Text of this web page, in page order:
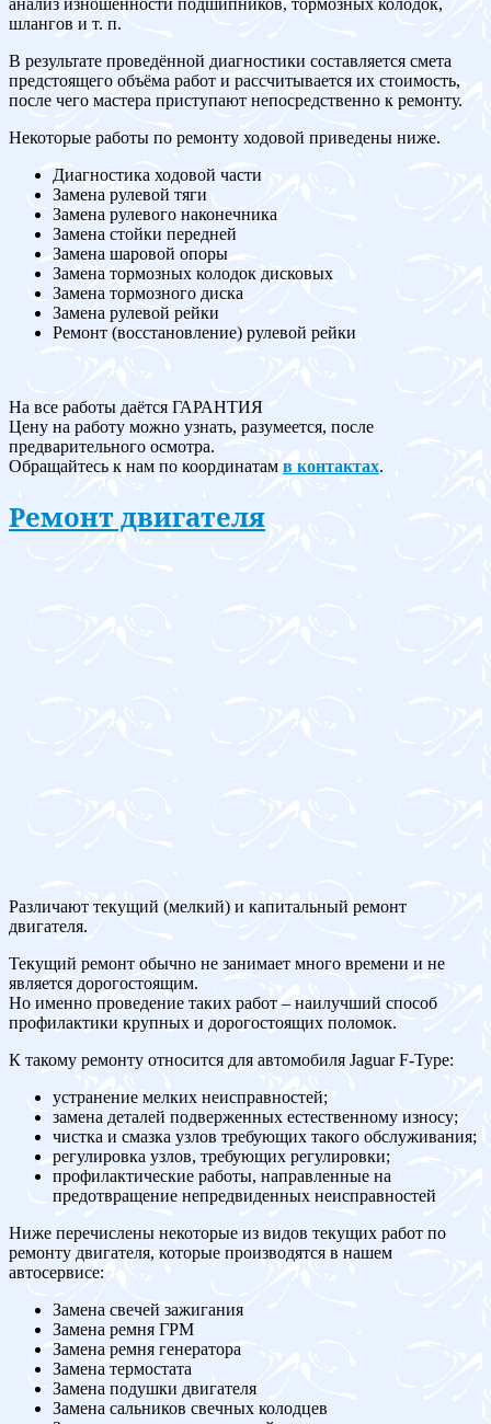
шлангов и т. п.
В результате проведённой диагностики составляется смета
предстоящего объёма работ и рассчитывается их стоимость,
после чего мастера приступают непосредственно к ремонту.
Некоторые работы по ремонту ходовой приведены ниже.
Диагностика ходовой части
Замена рулевой тяги
Замена рулевого наконечника
Замена стойки передней
Замена шаровой опоры
Замена тормозных колодок дисковых
Замена тормозного диска
Замена рулевой рейки
Ремонт (восстановление) рулевой рейки
На все работы даётся ГАРАНТИЯ
Цену на работу можно узнать, разумеется, после
предварительного осмотра.
Обращайтесь к нам по координатам в контактах.
Ремонт двигателя
Различают текущий (мелкий) и капитальный ремонт
двигателя.
Текущий ремонт обычно не занимает много времени и не
является дорогостоящим.
Но именно проведение таких работ – наилучший способ
профилактики крупных и дорогостоящих поломок.
К такому ремонту относится для автомобиля Jaguar F-Type:
устранение мелких неисправностей;
замена деталей подверженных естественному износу;
чистка и смазка узлов требующих такого обслуживания;
регулировка узлов, требующих регулировки;
профилактические работы, направленные на
предотвращение непредвиденных неисправностей
Ниже перечислены некоторые из видов текущих работ по
ремонту двигателя, которые производятся в нашем
автосервисе:
Замена свечей зажигания
Замена ремня ГРМ
Замена ремня генератора
Замена термостата
Замена подушки двигателя
Замена сальников свечных колодцев